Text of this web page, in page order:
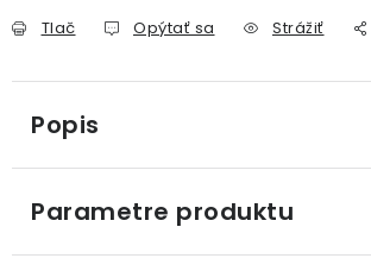
Tlač Opýtať sa Strážiť
Popis
Parametre produktu